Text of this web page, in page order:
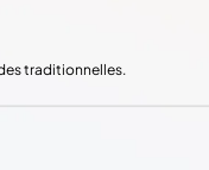
traditionnelles.